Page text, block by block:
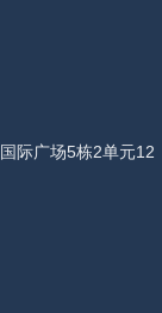
际广场5栋2单元12